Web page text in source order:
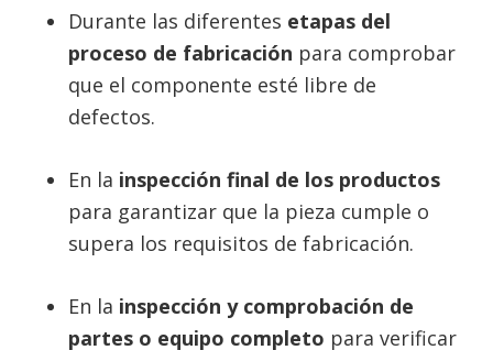
Durante las diferentes etapas del
proceso de fabricación para comprobar
que el componente esté libre de
defectos.
En la inspección final de los productos
para garantizar que la pieza cumple o
supera los requisitos de fabricación.
En la inspección y comprobación de
partes o equipo completo para verificar